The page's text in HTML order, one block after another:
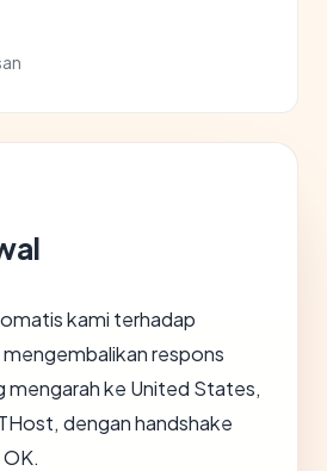
kami terhadap
mengembalikan respons
mengarah ke United States,
dengan handshake